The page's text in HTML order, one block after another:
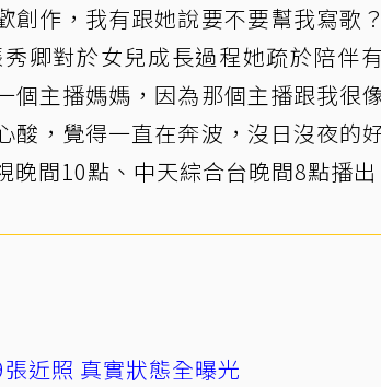
創作，我有跟她說要不要幫我寫歌
卿對於女兒成長過程她疏於陪伴
個主播媽媽，因為那個主播跟我很
酸，覺得一直在奔波，沒日沒夜的
晚間10點、中天綜合台晚間8點播
近照 真實狀態全曝光